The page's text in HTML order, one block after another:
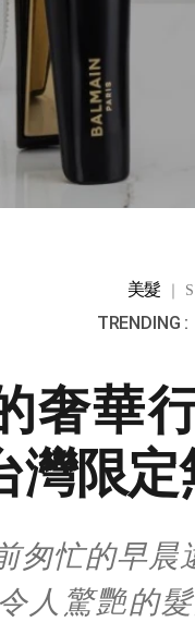
美髮 ｜
TRENDING :
奢華
灣限
匆忙的早
人驚艷的